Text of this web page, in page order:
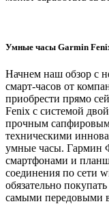
Умные часы Garmin
Начнем наш обзор с
смарт-часов от
приобрести прямо
Fenix с системой
прочным
техническими
умные часы. Гармин
смартфонами и
соединения по сети
обязательно
самыми передовыми